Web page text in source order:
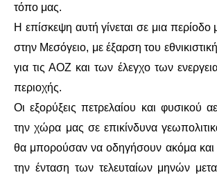
ΔΥΤΙΚΉ ΕΥΡΏΠΗ
ΜΈΣΗ ΑΝΑΤΟΛΉ / ΒΌΡΕΙΑ
ΛΑΤΙΝΙΚΉ ΑΜΕΡΙΚΉ
ΑΣΊΑ / ΩΚΕΑΝΊΑ
τόπο μας.
Η επίσκεψη αυτή γίνεται σε μια περίοδο
στην Μεσόγειο, με έξαρση του
για τις ΑΟΖ και των έλεγχο των
περιοχής.
Οι εξορύξεις πετρελαίου και φυσικού
την χώρα μας σε επικίνδυνα
θα μπορούσαν να οδηγήσουν ακόμα
την ένταση των τελευταίων μηνών